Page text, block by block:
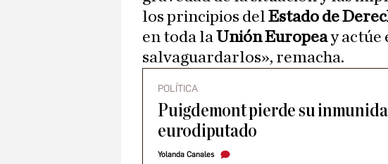
los principios del Estado de
en toda laUnión Europeay actúe
salvaguardarlos», remacha.
POLÍTICA
Puigdemont pierde su
eurodiputado
Yolanda Canales